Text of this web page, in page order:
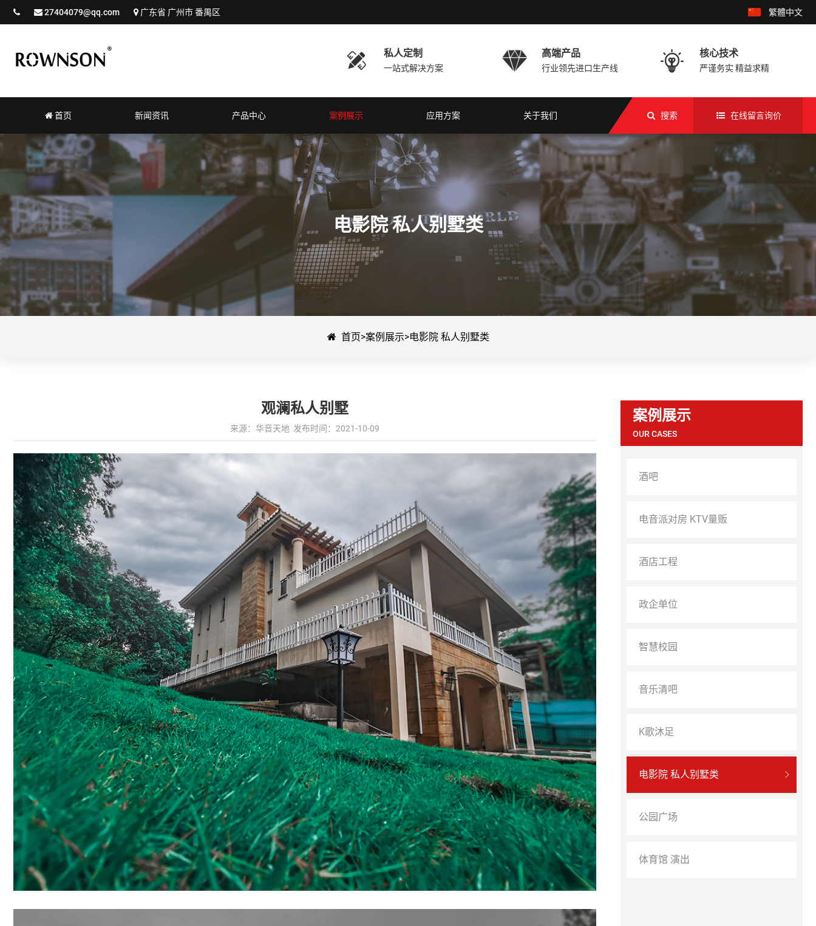
27404079@qq.com 广东省 广州市 番禺区 繁體中文
 私人定制
一站式解决方案  高端产品
行业领先进口生产线  核心技术
严谨务实 精益求精
在线留言询价
搜索
首页 新闻资讯 产品中心 案例展示 应用方案 关于我们
电影院 私人别墅类
首页>案例展示>电影院 私人别墅类
观澜私人别墅
来源：华音天地 发布时间：2021-10-09
案例展示
OUR CASES
酒吧
电音派对房 KTV量贩
酒店工程
政企单位
智慧校园
音乐清吧
K歌沐足
电影院 私人别墅类
公园广场
体育馆 演出